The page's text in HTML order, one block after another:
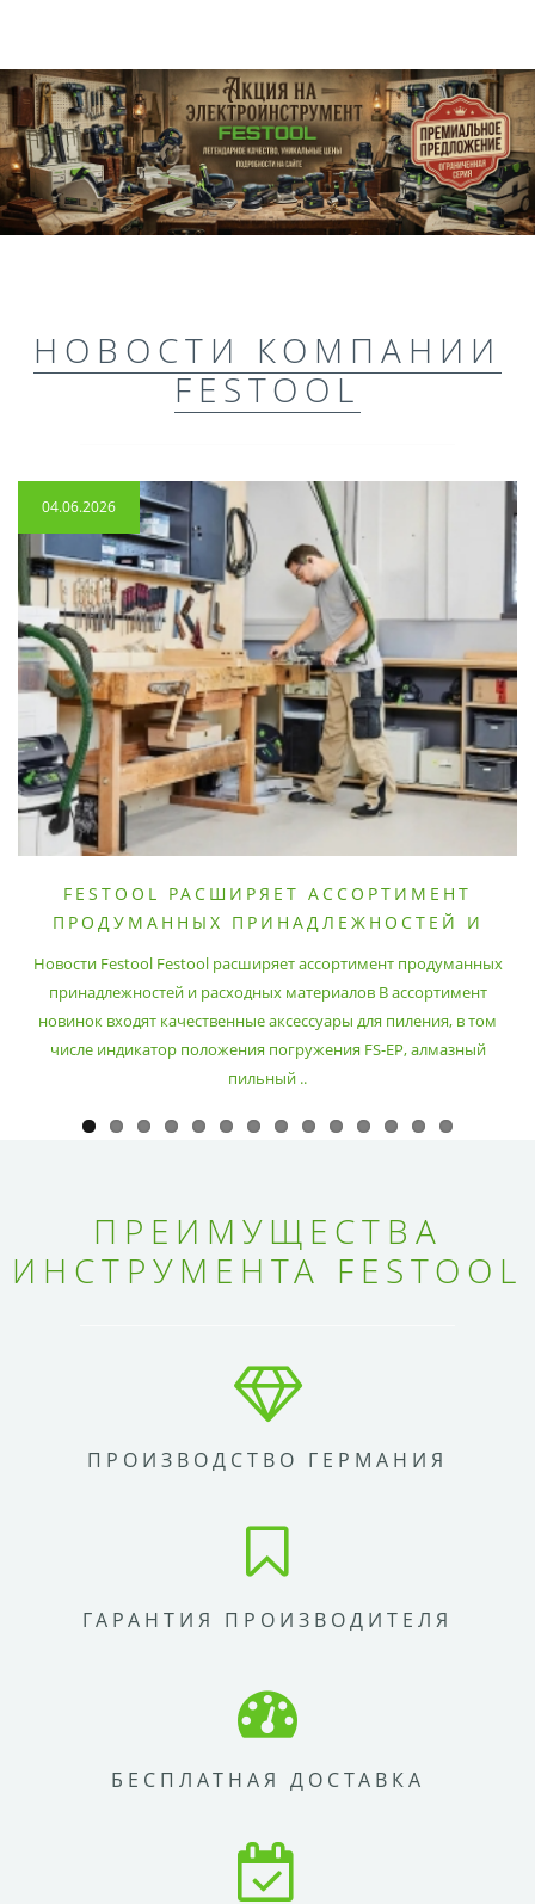
НОВОСТИ КОМПАНИИ
FESTOOL
04.06.2026
FESTOOL РАСШИРЯЕТ АССОРТИМЕНТ
ПРОДУМАННЫХ ПРИНАДЛЕЖНОСТЕЙ И
Новости Festool Festool расширяет ассортимент продуманных
принадлежностей и расходных материалов В ассортимент
новинок входят качественные аксессуары для пиления, в том
числе индикатор положения погружения FS-EP, алмазный
пильный ..
ПРЕИМУЩЕСТВА
ИНСТРУМЕНТА FESTOOL
ПРОИЗВОДСТВО ГЕРМАНИЯ
ГАРАНТИЯ ПРОИЗВОДИТЕЛЯ
БЕСПЛАТНАЯ ДОСТАВКА